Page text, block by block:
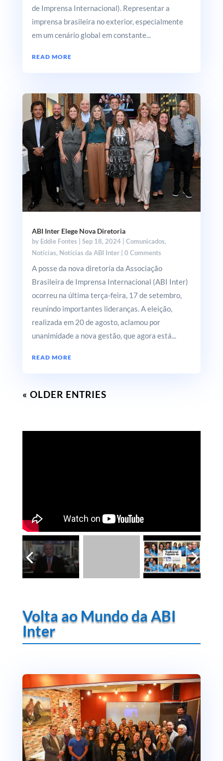
de Imprensa Internacional). Representar a
imprensa brasileira no exterior, especialmente
em um cenário global em constante...
READ MORE
ABI Inter Elege Nova Diretoria
by Eddie Fontes Sep 18, 2024| Comunicados,
Notícias, Notícias da ABI Inter| 0 Comments
A posse da nova diretoria da Associação
Brasileira de Imprensa Internacional (ABI Inter)
ocorreu na última terça-feira, 17 de setembro,
reunindo importantes lideranças. A eleição,
realizada em 20 de agosto, aclamou por
unanimidade a nova gestão, que agora está...
READ MORE
« OLDER ENTRIES
Volta ao Mundo da ABI
Inter